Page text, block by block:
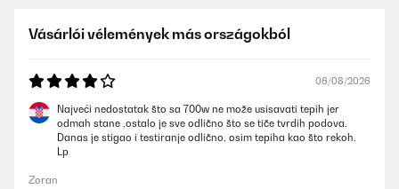
Vásárlói vélemények más országokból
06/08/2026
Najveći nedostatak što sa 700w ne može usisavati tepih jer
odmah stane ,ostalo je sve odlično što se tiče tvrdih podova.
Danas je stigao i testiranje odlično, osim tepiha kao što rekoh.
Lp
Zoran